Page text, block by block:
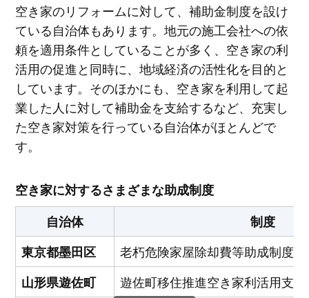
空き家のリフォームに対して、補助金制度を設け
ている自治体もあります。地元の施工会社への依
頼を適用条件としていることが多く、空き家の利
活用の促進と同時に、地域経済の活性化を目的と
しています。そのほかにも、空き家を利用して起
業した人に対して補助金を支給するなど、充実し
た空き家対策を行っている自治体がほとんどで
す。
空き家に対するさまざまな助成制度
自治体
制度
東京都墨田区
老朽危険家屋除却費等助成制度
山形県遊佐町
遊佐町移住推進空き家利活用支